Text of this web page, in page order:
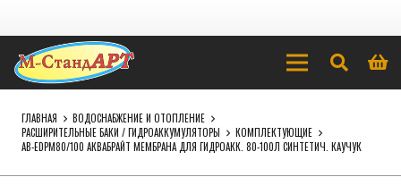
ГЛАВНАЯ
ВОДОСНАБЖЕНИЕ И ОТОПЛЕНИЕ
РАСШИРИТЕЛЬНЫЕ БАКИ / ГИДРОАККУМУЛЯТОРЫ
КОМПЛЕКТУЮЩИЕ
AB-EDPM80/100 АКВАБРАЙТ МЕМБРАНА ДЛЯ ГИДРОАКК. 80-100Л СИНТЕТИЧ. КАУЧУК